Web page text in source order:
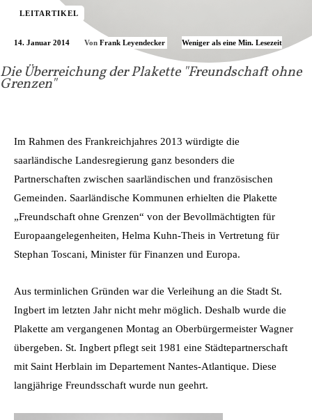
Die Überreichung der Plakette "Freundschaft ohne
Grenzen"
LEITARTIKEL
14. Januar 2014 Von Frank Leyendecker Weniger als eine Min. Lesezeit
Im Rahmen des Frankreichjahres 2013 würdigte die
saarländische Landesregierung ganz besonders die
Partnerschaften zwischen saarländischen und französischen
Gemeinden. Saarländische Kommunen erhielten die Plakette
„Freundschaft ohne Grenzen“ von der Bevollmächtigten für
Europaangelegenheiten, Helma Kuhn-Theis in Vertretung für
Stephan Toscani, Minister für Finanzen und Europa.
Aus terminlichen Gründen war die Verleihung an die Stadt St.
Ingbert im letzten Jahr nicht mehr möglich. Deshalb wurde die
Plakette am vergangenen Montag an Oberbürgermeister Wagner
übergeben. St. Ingbert pflegt seit 1981 eine Städtepartnerschaft
mit Saint Herblain im Departement Nantes-Atlantique. Diese
langjährige Freundsschaft wurde nun geehrt.